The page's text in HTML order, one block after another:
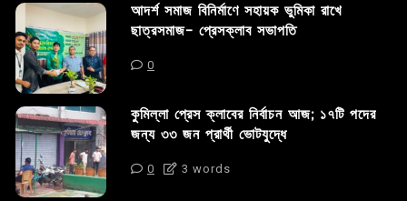
আদর্শ সমাজ বিনির্মাণে সহায়ক ভুমিকা রাখে
ছাত্রসমাজ- প্রেসক্লাব সভাপতি
0
কুমিল্লা প্রেস ক্লাবের নির্বাচন আজ; ১৭টি পদের
জন্য ৩৩ জন প্রার্থী ভোটযুদ্ধে
0 3 words